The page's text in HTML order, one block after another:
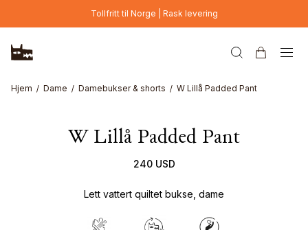
Hopp til hovedinnholdTollfritt til Norge | Rask levering
Hjem Dame Damebukser & shorts W Lillå Padded Pant
W Lillå Padded Pant
240 USD
Lett vattert quiltet bukse, dame